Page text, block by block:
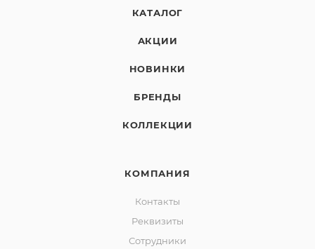
КАТАЛОГ
АКЦИИ
НОВИНКИ
БРЕНДЫ
КОЛЛЕКЦИИ
КОМПАНИЯ
Контакты
Реквизиты
Сотрудники